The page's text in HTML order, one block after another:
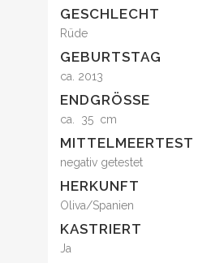
GESCHLECHT
Rüde
GEBURTSTAG
ca. 2013
ENDGRÖSSE
ca. 35 cm
MITTELMEERTEST
negativ getestet
HERKUNFT
Oliva/Spanien
KASTRIERT
Ja